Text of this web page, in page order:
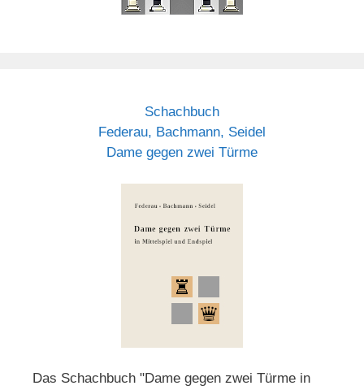
Schachbuch
Federau, Bachmann, Seidel
Dame gegen zwei Türme
Das Schachbuch "Dame gegen zwei Türme in